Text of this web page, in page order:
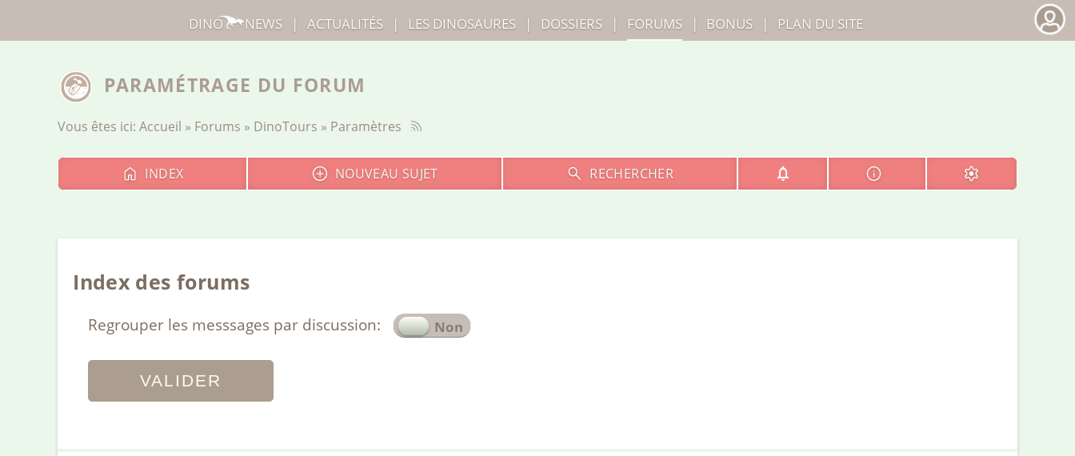
PARAMÉTRAGE DU FORUM
Vous êtes ici: Accueil » Forums » DinoTours » Paramètres
INDEX NOUVEAU SUJET RECHERCHER
Index des forums
Regrouper les messsages par discussion:
DINO NEWS | ACTUALITÉS | LES DINOSAURES | DOSSIERS | FORUMS | BONUS | PLAN DU SITE